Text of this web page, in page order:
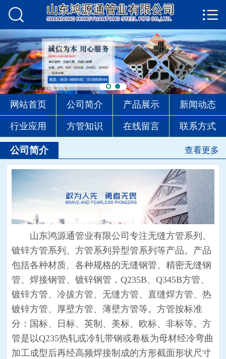
 首页
公司简介
产品展示
新闻动态
行业应用
在线留言
联系方式


网站首页 公司简介 产品展示 新闻动态
行业应用 方管知识 在线留言 联系方式
查看更多
公司简介
山东鸿源通管业有限公司专注无缝方管系列、
镀锌方管系列、方管系列异型管系列等产品。产品
包括各种材质、各种规格的无缝钢管、精密无缝钢
管、焊接钢管、镀锌钢管，Q235B、Q345B方管、
镀锌方管、冷拔方管、无缝方管、直缝焊方管、热
镀锌方管、厚壁方管、薄壁方管等。方管按标准
分：国标、日标、英制、美标、欧标、非标等。方
管是以Q235热轧或冷轧带钢或卷板为母材经冷弯曲
加工成型后再经高频焊接制成的方形截面形状尺寸